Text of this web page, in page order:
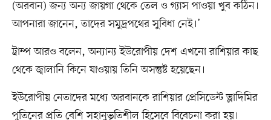
(অরবান) জন্য অন্য জায়গা থেকে তেল ও গ্যাস পাওয়া খুব কঠিন।
আপনারা জানেন, তাদের সমুদ্রপথের সুবিধা নেই।’
ট্রাম্প আরও বলেন, অন্যান্য ইউরোপীয় দেশ এখনো রাশিয়ার কাছ
থেকে জ্বালানি কিনে যাওয়ায় তিনি অসন্তুষ্ট হয়েছেন।
ইউরোপীয় নেতাদের মধ্যে অরবানকে রাশিয়ার প্রেসিডেন্ট ভ্লাদিমির
পুতিনের প্রতি বেশি সহানুভূতিশীল হিসেবে বিবেচনা করা হয়।